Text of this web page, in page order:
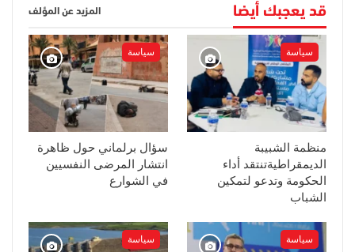
قد يعجبك أيضا المزيد عن المؤلف
سياسة
منظمة الشبيبة
الديمقراطيةتنتقد أداء
الحكومة وتدعو لتمكين
الشباب
سياسة
سؤال برلماني حول ظاهرة
انتشار المرضى النفسيين
في الشوارع
سياسة سياسة